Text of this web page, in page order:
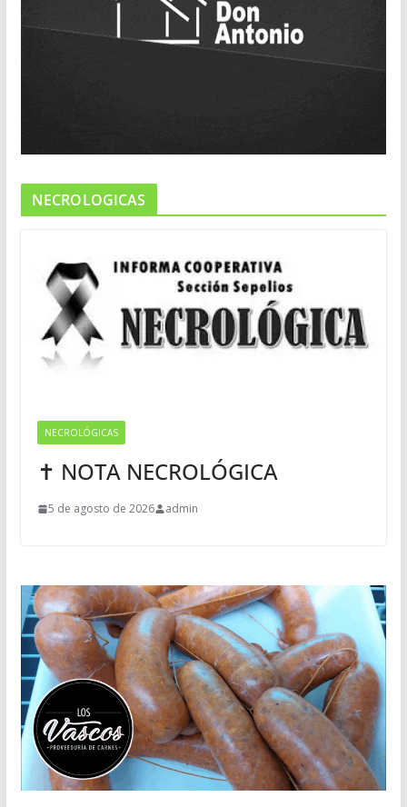
NECROLOGICAS
NECROLÓGICAS
✝ NOTA NECROLÓGICA
5 de agosto de 2026 admin